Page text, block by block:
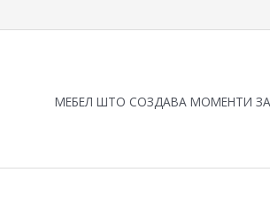
МЕБЕЛ ШТО СОЗДАВА МОМЕНТИ